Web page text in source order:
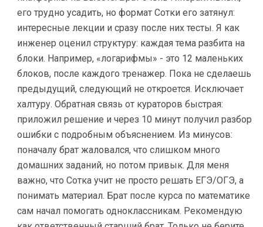
его трудно усадить, но формат Сотки его затянул:
интересные лекции и сразу после них тесты. Я как
инженер оценил структуру: каждая тема разбита на
блоки. Например, «логарифмы» - это 12 маленьких
блоков, после каждого тренажер. Пока не сделаешь
предыдущий, следующий не откроется. Исключает
халтуру. Обратная связь от кураторов быстрая:
приложил решение и через 10 минут получил разбор
ошибки с подробным объяснением. Из минусов:
поначалу брат жаловался, что слишком много
домашних заданий, но потом привык. Для меня
важно, что Сотка учит не просто решать ЕГЭ/ОГЭ, а
понимать материал. Брат после курса по математике
сам начал помогать одноклассникам. Рекомендую